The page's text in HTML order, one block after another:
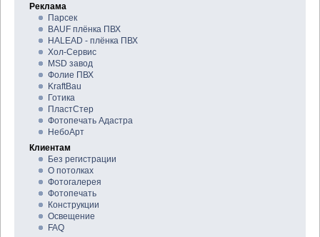
Реклама
Парсек
BAUF плёнка ПВХ
HALEAD - плёнка ПВХ
Хол-Сервис
MSD завод
Фолие ПВХ
KraftBau
Готика
ПластСтер
Фотопечать Адастра
НебоАрт
Клиентам
Без регистрации
О потолках
Фотогалерея
Фотопечать
Конструкции
Освещение
FAQ